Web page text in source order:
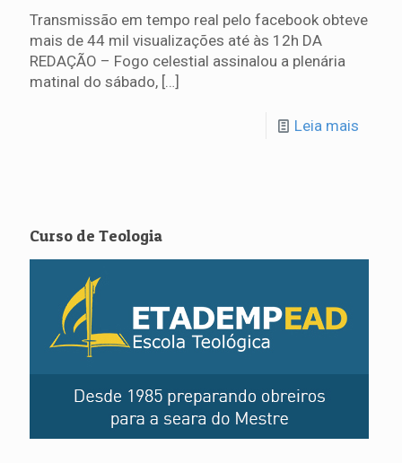
Transmissão em tempo real pelo facebook obteve
mais de 44 mil visualizações até às 12h DA
REDAÇÃO – Fogo celestial assinalou a plenária
matinal do sábado, […]
Leia mais
Curso de Teologia